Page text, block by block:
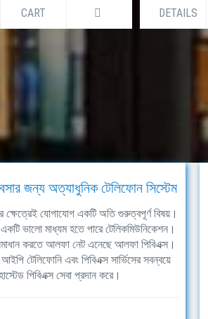
CART DETAILS
জন্য অত্যাধুনিক টেলিফোন সিস্টেম
ক্ষেত্রেই যোগাযোগ একটি অতি গুরুত্বপূর্ণ বিষয়।
ভালো মাধ্যম হতে পারে টেলিকমিউনিকেশন।
করতে আলফা নেট এনেছে আলফা পিবিএক্স।
টেলিফোনি এবং পিবিএক্স সার্ভিসের সবন্বয়ে
পিবিএক্স সেবা প্রদান করে।